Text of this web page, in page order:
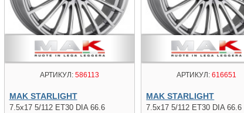
АРТИКУЛ:586113
MAK STARLIGHT
7.5x17 5/112 ET30 DIA 66.6
АРТИКУЛ: 616651
MAK STARLIGHT
7.5x17 5/112 ET30 DIA 66.6